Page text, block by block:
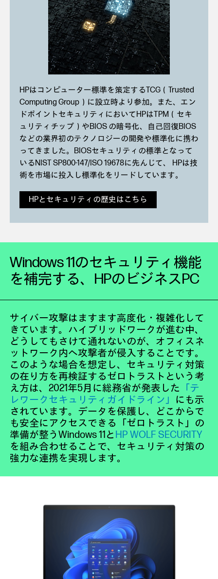
HPはコンピューター標準を策定するTCG（Trusted
Computing Group）に設立時より参加。また、エン
ドポイントセキュリティにおいてHPはTPM（セキ
ュリティチップ）やBIOS の暗号化、自己回復BIOS
などの業界初のテクノロジーの開発や標準化に携わ
ってきました。BIOSセキュリティの標準となって
いるNIST SP800-147/ISO 19678に先んじて、 HPは技
術を市場に投入し標準化をリードしています。
HPとセキュリティの歴史はこちら
Windows 11のセキュリティ機能
を補完する、 HPのビジネスPC
サイバー攻撃はますます高度化・複雑化して
きています。ハイブリッドワークが進む中、
どうしてもさけて通れないのが、オフィスネ
ットワーク内へ攻撃者が侵入することです。
このような場合を想定し、セキュリティ対策
の在り方を再検証するゼロトラストという考
え方は、2021年5月に総務省が発表した 「テ
レワークセキュリティガイドライン」 にも示
されています。データを保護し、どこからで
も安全にアクセスできる「ゼロトラスト」の
準備が整うWindows 11と HP WOLF SECURITY
を組み合わせることで、セキュリティ対策の
強力な連携を実現します。